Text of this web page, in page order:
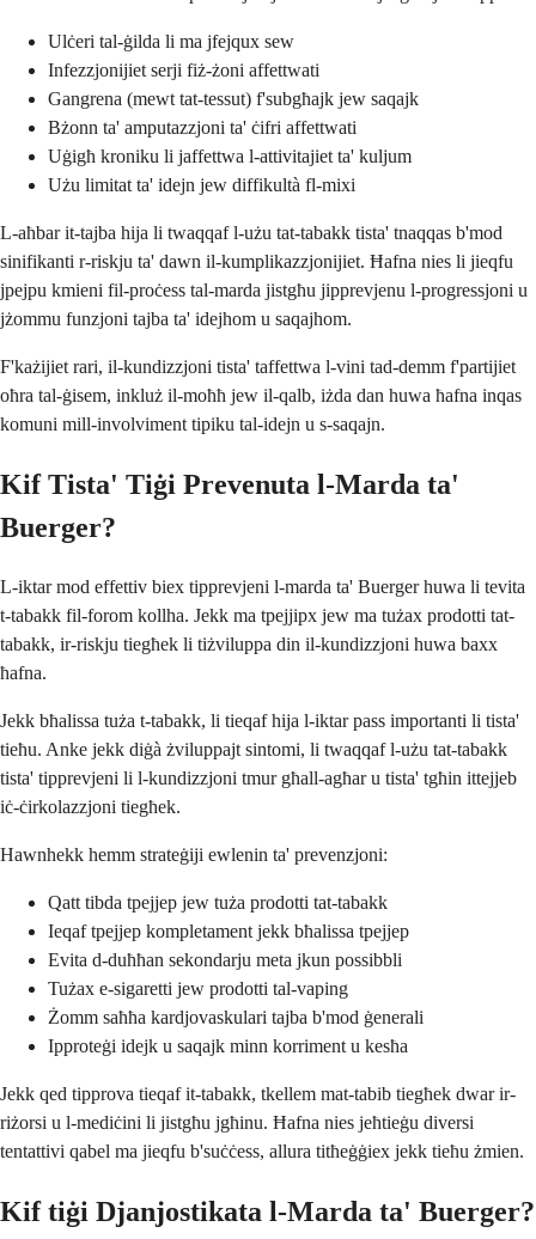
Ulċeri tal-ġilda li ma jfejqux sew
Infezzjonijiet serji fiż-żoni affettwati
Gangrena (mewt tat-tessut) f'subgħajk jew saqajk
Bżonn ta' amputazzjoni ta' ċifri affettwati
Uġigħ kroniku li jaffettwa l-attivitajiet ta' kuljum
Użu limitat ta' idejn jew diffikultà fl-mixi
L-aħbar it-tajba hija li twaqqaf l-użu tat-tabakk tista' tnaqqas b'mod
sinifikanti r-riskju ta' dawn il-kumplikazzjonijiet. Ħafna nies li jieqfu
jpejpu kmieni fil-proċess tal-marda jistgħu jipprevjenu l-progressjoni u
jżommu funzjoni tajba ta' idejhom u saqajhom.
F'każijiet rari, il-kundizzjoni tista' taffettwa l-vini tad-demm f'partijiet
oħra tal-ġisem, inkluż il-moħħ jew il-qalb, iżda dan huwa ħafna inqas
komuni mill-involviment tipiku tal-idejn u s-saqajn.
Kif Tista' Tiġi Prevenuta l-Marda ta'
Buerger?
L-iktar mod effettiv biex tipprevjeni l-marda ta' Buerger huwa li tevita
t-tabakk fil-forom kollha. Jekk ma tpejjipx jew ma tużax prodotti tat-
tabakk, ir-riskju tiegħek li tiżviluppa din il-kundizzjoni huwa baxx
ħafna.
Jekk bħalissa tuża t-tabakk, li tieqaf hija l-iktar pass importanti li tista'
tieħu. Anke jekk diġà żviluppajt sintomi, li twaqqaf l-użu tat-tabakk
tista' tipprevjeni li l-kundizzjoni tmur għall-agħar u tista' tgħin ittejjeb
iċ-ċirkolazzjoni tiegħek.
Hawnhekk hemm strateġiji ewlenin ta' prevenzjoni:
Qatt tibda tpejjep jew tuża prodotti tat-tabakk
Ieqaf tpejjep kompletament jekk bħalissa tpejjep
Evita d-duħħan sekondarju meta jkun possibbli
Tużax e-sigaretti jew prodotti tal-vaping
Żomm saħħa kardjovaskulari tajba b'mod ġenerali
Ipproteġi idejk u saqajk minn korriment u kesħa
Jekk qed tipprova tieqaf it-tabakk, tkellem mat-tabib tiegħek dwar ir-
riżorsi u l-mediċini li jistgħu jgħinu. Ħafna nies jeħtieġu diversi
tentattivi qabel ma jieqfu b'suċċess, allura titħeġġiex jekk tieħu żmien.
Kif tiġi Djanjostikata l-Marda ta' Buerger?